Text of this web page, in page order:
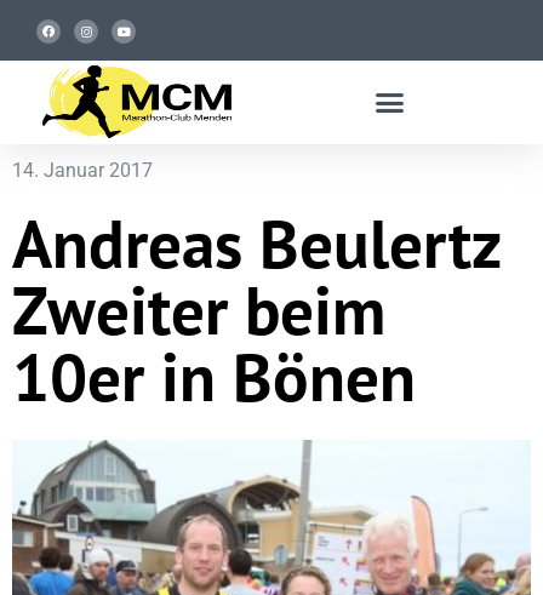
14. Januar 2017
Andreas Beulertz
Zweiter beim
10er in Bönen